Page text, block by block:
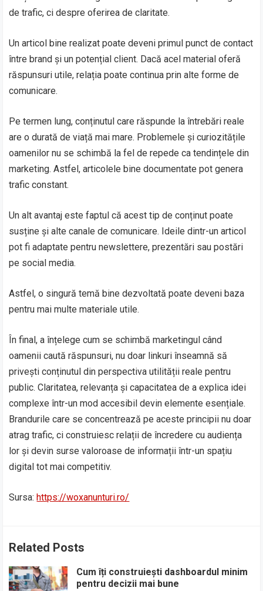
de trafic, ci despre oferirea de claritate.
Un articol bine realizat poate deveni primul punct de contact
între brand și un potențial client. Dacă acel material oferă
răspunsuri utile, relația poate continua prin alte forme de
comunicare.
Pe termen lung, conținutul care răspunde la întrebări reale
are o durată de viață mai mare. Problemele și curiozitățile
oamenilor nu se schimbă la fel de repede ca tendințele din
marketing. Astfel, articolele bine documentate pot genera
trafic constant.
Un alt avantaj este faptul că acest tip de conținut poate
susține și alte canale de comunicare. Ideile dintr-un articol
pot fi adaptate pentru newslettere, prezentări sau postări
pe social media.
Astfel, o singură temă bine dezvoltată poate deveni baza
pentru mai multe materiale utile.
În final, a înțelege cum se schimbă marketingul când
oamenii caută răspunsuri, nu doar linkuri înseamnă să
privești conținutul din perspectiva utilității reale pentru
public. Claritatea, relevanța și capacitatea de a explica idei
complexe într-un mod accesibil devin elemente esențiale.
Brandurile care se concentrează pe aceste principii nu doar
atrag trafic, ci construiesc relații de încredere cu audiența
lor și devin surse valoroase de informații într-un spațiu
digital tot mai competitiv.
Sursa:https://woxanunturi.ro/
Related Posts
Cum îți construiești dashboardul minim
pentru decizii mai bune